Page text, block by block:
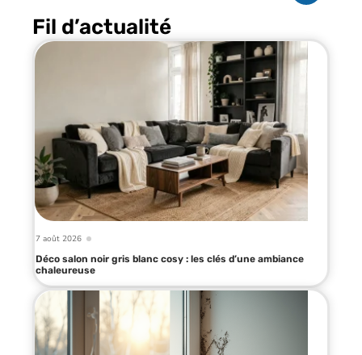
Fil d’actualité
7 août 2026
Déco salon noir gris blanc cosy : les clés d’une ambiance
chaleureuse